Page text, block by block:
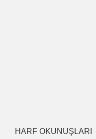
HARF OKUNUŞLARI